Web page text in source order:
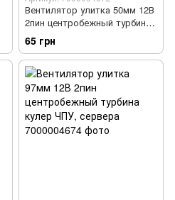
Вентилятор улитка 50мм 12В
2пин центробежный турбина
кулер 3D-принтера
65 грн